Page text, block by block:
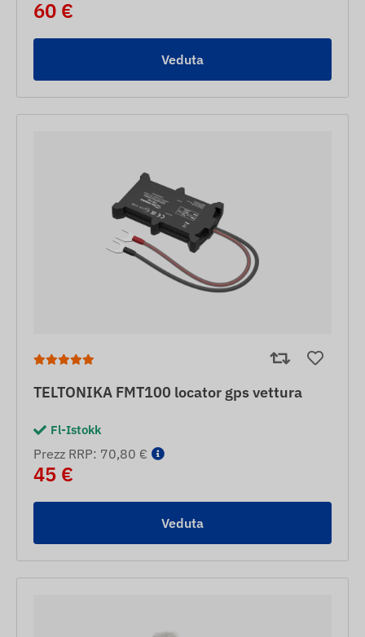
60 €
Veduta
TELTONIKA FMT100 locator gps vettura
Fl-Istokk
Prezz RRP: 70,80 €
45 €
Veduta